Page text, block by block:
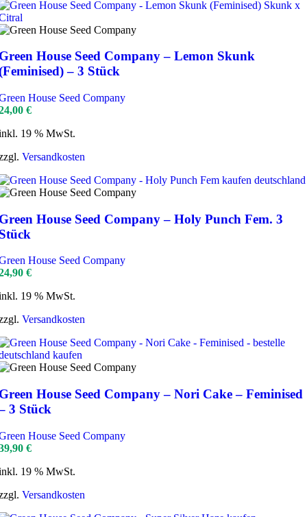
House Seed Company – Lemon Skunk
– 3 Stück
House Seed Company
€
19 % MwSt.
Versandkosten
House Seed Company – Holy Punch Fem. 3
House Seed Company
€
19 % MwSt.
Versandkosten
House Seed Company – Nori Cake – Feminised
3 Stück
House Seed Company
€
19 % MwSt.
Versandkosten